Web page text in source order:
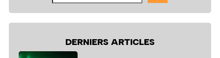
DERNIERS ARTICLES